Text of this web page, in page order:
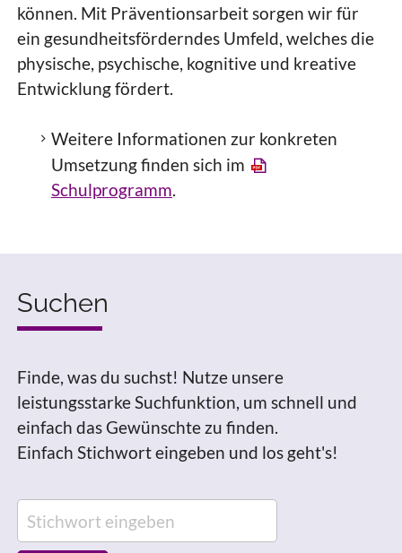
können. Mit Präventionsarbeit sorgen wir für
ein gesundheitsförderndes Umfeld, welches die
physische, psychische, kognitive und kreative
Entwicklung fördert.
Weitere Informationen zur konkreten
Umsetzung finden sich im
Schulprogramm.
Suchen
Finde, was du suchst! Nutze unsere
leistungsstarke Suchfunktion, um schnell und
einfach das Gewünschte zu finden.
Einfach Stichwort eingeben und los geht's!